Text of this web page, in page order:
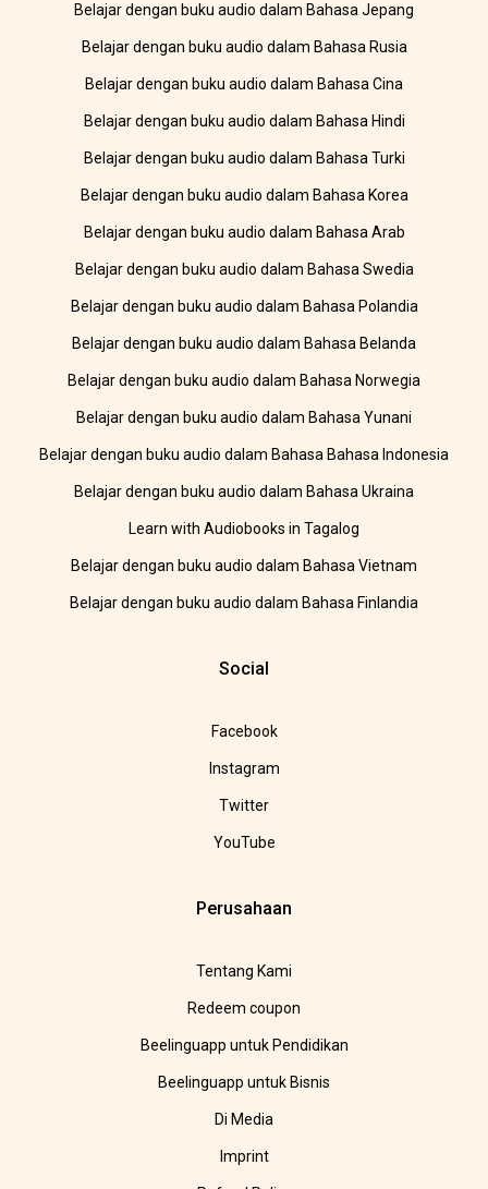
Belajar dengan buku audio dalam Bahasa Jepang
Belajar dengan buku audio dalam Bahasa Rusia
Belajar dengan buku audio dalam Bahasa Cina
Belajar dengan buku audio dalam Bahasa Hindi
Belajar dengan buku audio dalam Bahasa Turki
Belajar dengan buku audio dalam Bahasa Korea
Belajar dengan buku audio dalam Bahasa Arab
Belajar dengan buku audio dalam Bahasa Swedia
Belajar dengan buku audio dalam Bahasa Polandia
Belajar dengan buku audio dalam Bahasa Belanda
Belajar dengan buku audio dalam Bahasa Norwegia
Belajar dengan buku audio dalam Bahasa Yunani
Belajar dengan buku audio dalam Bahasa Bahasa Indonesia
Belajar dengan buku audio dalam Bahasa Ukraina
Learn with Audiobooks in Tagalog
Belajar dengan buku audio dalam Bahasa Vietnam
Belajar dengan buku audio dalam Bahasa Finlandia
Social
Facebook
Instagram
Twitter
YouTube
Perusahaan
Tentang Kami
Redeem coupon
Beelinguapp untuk Pendidikan
Beelinguapp untuk Bisnis
Di Media
Imprint